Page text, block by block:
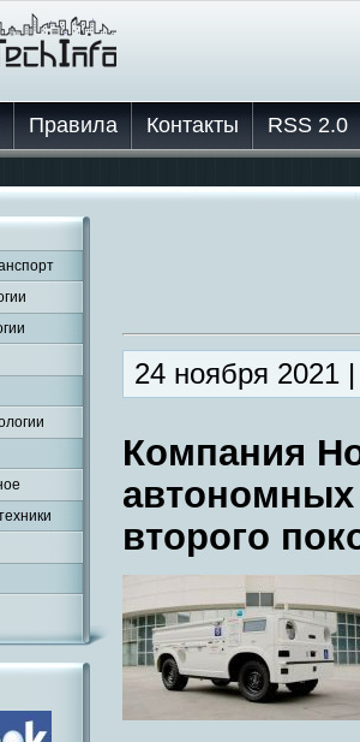
Правила Контакты RSS 2.0
24 ноября 2021
Компания
автономных
второго